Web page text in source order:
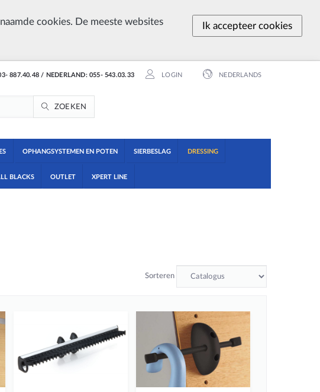
Ik accepteer cookies
cookies. De meeste websites
887.40.48 / NEDERLAND: 055- 543.03.33 LOGIN NEDERLANDS
ZOEKEN
OPHANGSYSTEMEN EN POTEN SIERBESLAG DRESSING
BLACKS OUTLET XPERT LINE
Sorteren